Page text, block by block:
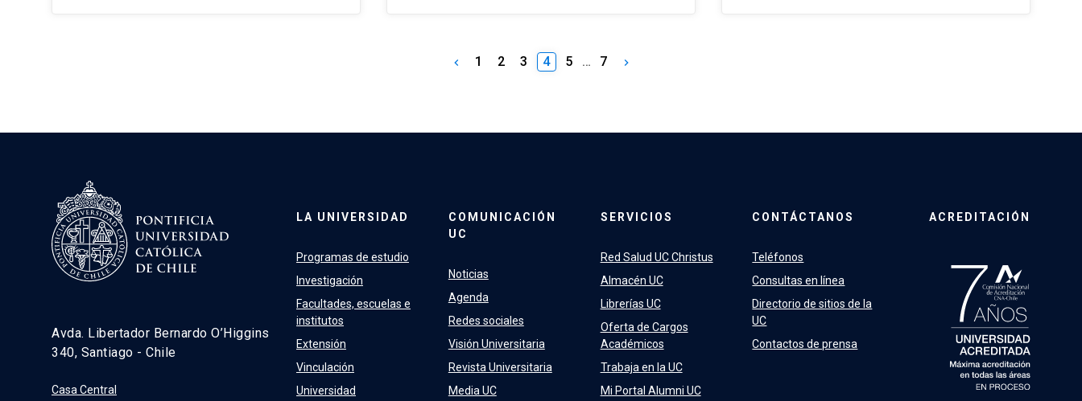
keyboard_arrow_left 1 2 3 4 5 … 7 keyboard_arrow_right
Avda. Libertador Bernardo O’Higgins
340, Santiago - Chile
Casa Central
LA UNIVERSIDAD
Programas de estudio
Investigación
Facultades, escuelas e
institutos
Extensión
Vinculación
Universidad
COMUNICACIÓN
UC
Noticias
Agenda
Redes sociales
Visión Universitaria
Revista Universitaria
Media UC
SERVICIOS
Red Salud UC Christus
Almacén UC
Librerías UC
Oferta de Cargos
Académicos
Trabaja en la UC
Mi Portal Alumni UC
CONTÁCTANOS
Teléfonos
Consultas en línea
Directorio de sitios de la
UC
Contactos de prensa
ACREDITACIÓN